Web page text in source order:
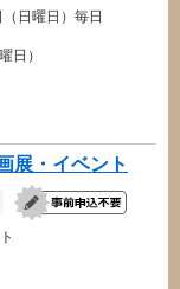
日曜日）毎日
日）
展・イベント